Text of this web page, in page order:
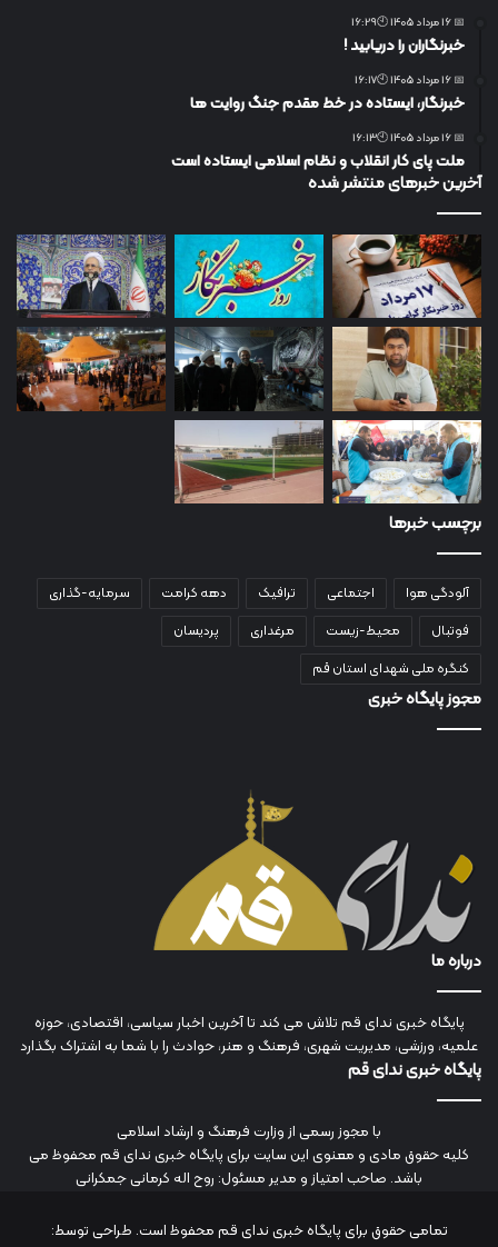
📅 16 مرداد 1405 🕙16:29
خبرنگاران را دریابید !
📅 16 مرداد 1405 🕙16:17
خبرنگار، ایستاده در خط مقدم جنگ روایت ها
📅 16 مرداد 1405 🕙16:13
ملت پای کار انقلاب و نظام اسلامی ایستاده است
آخرین خبرهای منتشر شده
برچسب خبرها
آلودگی هوا اجتماعی ترافیک دهه کرامت
سرمایه-گذاری
فوتبال
محیط-زیست مرغداری
پردیسان
کنگره ملی شهدای استان قم
مجوز پایگاه خبری
درباره ما
پایگاه خبری ندای قم تلاش می کند تا آخرین اخبار سیاسی، اقتصادی، حوزه
علمیه، ورزشی، مدیریت شهری، فرهنگ و هنر، حوادث را با شما به اشتراک بگذارد
پایگاه خبری ندای قم
با مجوز رسمی از وزارت فرهنگ و ارشاد اسلامی
کلیه حقوق مادی و معنوی این سایت برای پایگاه خبری ندای قم محفوظ می
باشد. صاحب امتیاز و مدیر مسئول: روح اله کرمانی جمکرانی
تمامی حقوق برای پایگاه خبری ندای قم محفوظ است. طراحی توسط: